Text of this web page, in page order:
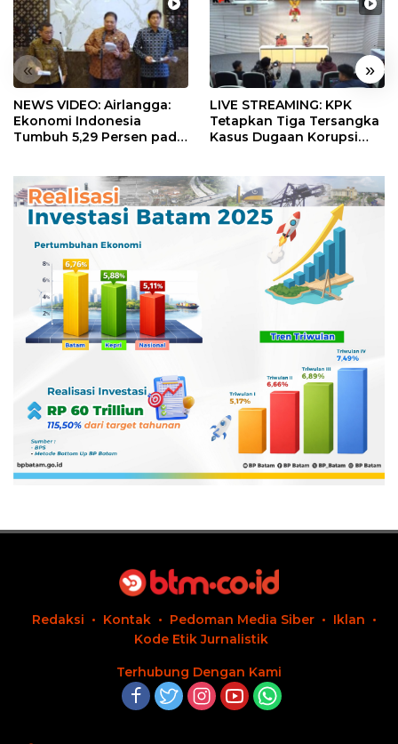
« »
NEWS VIDEO: Airlangga:
Ekonomi Indonesia
Tumbuh 5,29 Persen pada
LIVE STREAMING: KPK
Tetapkan Tiga Tersangka
Kasus Dugaan Korupsi
Redaksi Kontak Pedoman Media Siber
Iklan
Kode Etik Jurnalistik
Terhubung Dengan Kami